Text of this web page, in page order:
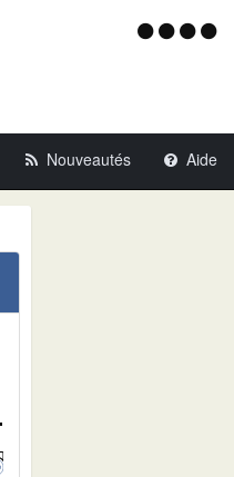
Menu
Nouveautés Aide